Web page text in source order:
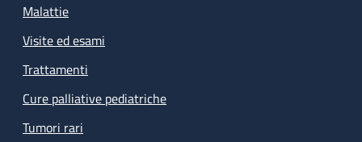
Malattie
Visite ed esami
Trattamenti
Cure palliative pediatriche
Tumori rari